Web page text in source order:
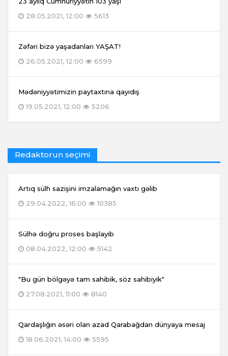
28.05.2021, 12:00
5613
Zəfəri bizə yaşadanları YAŞAT!
26.05.2021, 12:00
6599
Mədəniyyətimizin paytaxtına qayıdış
19.05.2021, 12:00
5206
Redaktorun seçimi
Artıq sülh sazişini imzalamağın vaxtı gəlib
29.04.2022, 16:00
10385
Sülhə doğru proses başlayıb
08.04.2022, 12:00
5142
"Bu gün bölgəyə tam sahibik, söz sahibiyik"
27.08.2021, 11:00
8140
Qardaşlığın əsəri olan azad Qarabağdan dünyaya mesaj
18.06.2021, 14:00
5595